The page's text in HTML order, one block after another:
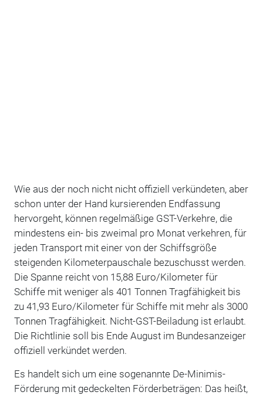
Wie aus der noch nicht nicht offiziell verkündeten, aber
schon unter der Hand kursierenden Endfassung
hervorgeht, können regelmäßige GST-Verkehre, die
mindestens ein- bis zweimal pro Monat verkehren, für
jeden Transport mit einer von der Schiffsgröße
steigenden Kilometerpauschale bezuschusst werden.
Die Spanne reicht von 15,88 Euro/Kilometer für
Schiffe mit weniger als 401 Tonnen Tragfähigkeit bis
zu 41,93 Euro/Kilometer für Schiffe mit mehr als 3000
Tonnen Tragfähigkeit. Nicht-GST-Beiladung ist erlaubt.
Die Richtlinie soll bis Ende August im Bundesanzeiger
offiziell verkündet werden.
Es handelt sich um eine sogenannte De-Minimis-
Förderung mit gedeckelten Förderbeträgen: Das heißt,